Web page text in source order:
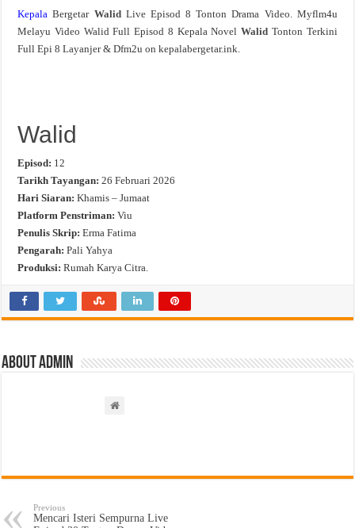
Episod
Tonton
Drama
Video
Kepala Bergetar Walid Live Episod 8 Tonton Drama Video. Myflm4u
Melayu Video Walid Full Episod 8 Kepala Novel WalidTonton Terkini
Full Epi 8 Layanjer & Dfm2u on kepalabergetar.ink.
Walid
Episod: 12
Tarikh Tayangan: 26 Februari 2026
Hari Siaran: Khamis – Jumaat
Platform Penstriman: Viu
Penulis Skrip: Erma Fatima
Pengarah: Pali Yahya
Produksi: Rumah Karya Citra.
About admin
Previous
Mencari Isteri Sempurna Live